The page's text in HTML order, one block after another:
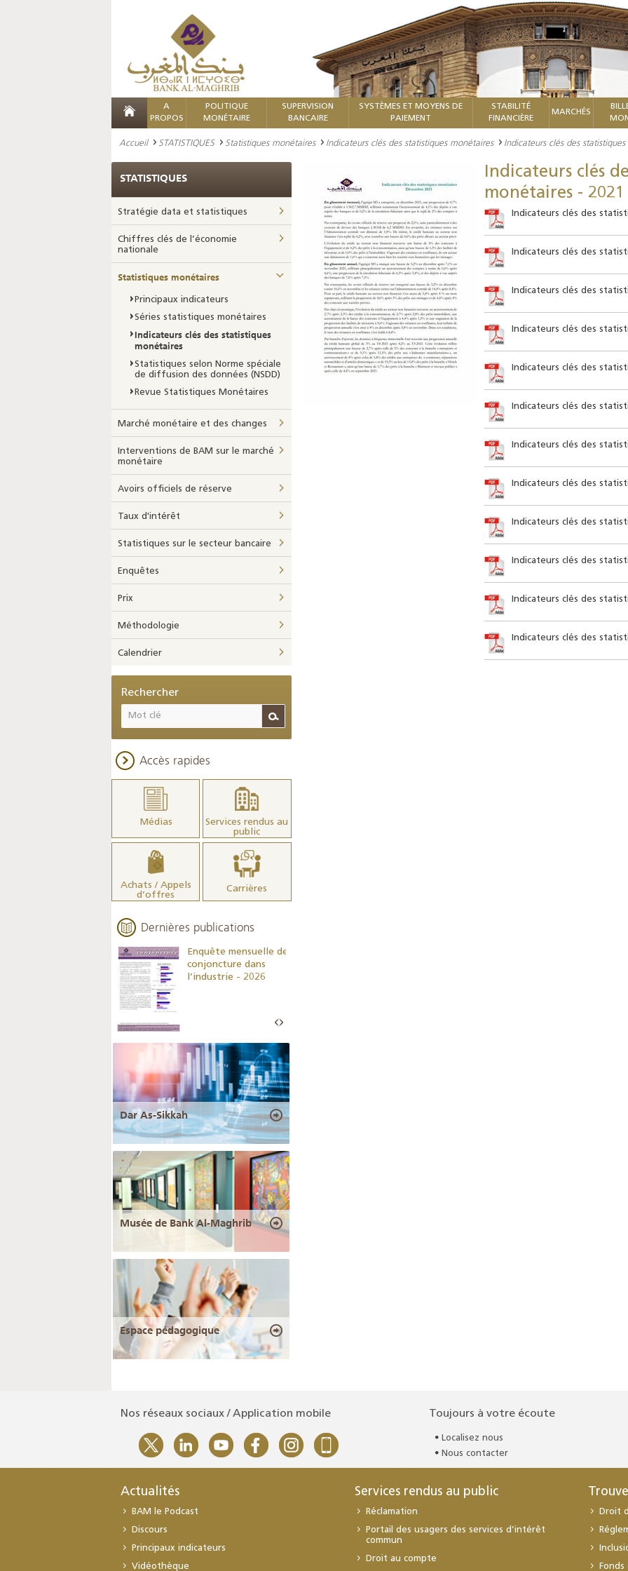
A
PROPOS
POLITIQUE
MONÉTAIRE
SUPERVISION
BANCAIRE
SYSTÈMES ET MOYENS DE
PAIEMENT
STABILITÉ
FINANCIÈRE
MARCHÉS
Accueil STATISTIQUES Statistiques monétaires Indicateurs clés des statistiques monétaires Indicateurs clés des
Indicateurs clés
monétaires - 2021
Indicateurs clés des
Indicateurs clés des
Indicateurs clés des
Indicateurs clés des
Indicateurs clés des
Indicateurs clés des
Indicateurs clés des
Indicateurs clés des
Indicateurs clés des
Indicateurs clés des
Indicateurs clés des
Indicateurs clés des
STATISTIQUES
Stratégie data et statistiques
Chiffres clés de l’économie
nationale
Statistiques monétaires
Principaux indicateurs
Séries statistiques monétaires
Indicateurs clés des statistiques
monétaires
Statistiques selon Norme spéciale
de diffusion des données (NSDD)
Revue Statistiques Monétaires
Marché monétaire et des changes
Interventions de BAM sur le marché
monétaire
Avoirs officiels de réserve
Taux d'intérêt
Statistiques sur le secteur bancaire
Enquêtes
Prix
Méthodologie
Calendrier
Rechercher
Accès rapides
Médias
Services rendus au
public
Achats / Appels
d’offres
Carrières
Dernières publications
Enquête mensuelle de
conjoncture dans
l’industrie - 2026
Dar As-Sikkah
Musée de Bank Al-Maghrib
Espace pédagogique
Nos réseaux sociaux / Application mobile Toujours à votre écoute
Localisez nous
Nous contacter
Actualités
BAM le Podcast
Discours
Principaux indicateurs
Vidéothèque
Services rendus au public
Réclamation
Portail des usagers des services d’intérêt
commun
Droit au compte
Droit